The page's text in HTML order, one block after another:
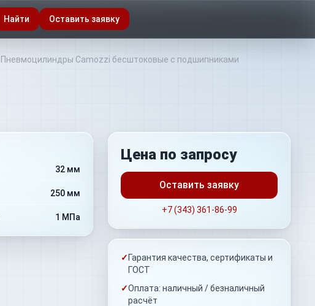
Найти Оставить заявку
Пневмоцилиндры Camozzi бесштоковые с подшипниками
32 мм
250 мм
1 МПа
Цена по запросу
Оставить заявку
+7 (343) 361-86-99
✓ Гарантия качества, сертификаты и
ГОСТ
✓Оплата: наличный / безналичный
расчёт